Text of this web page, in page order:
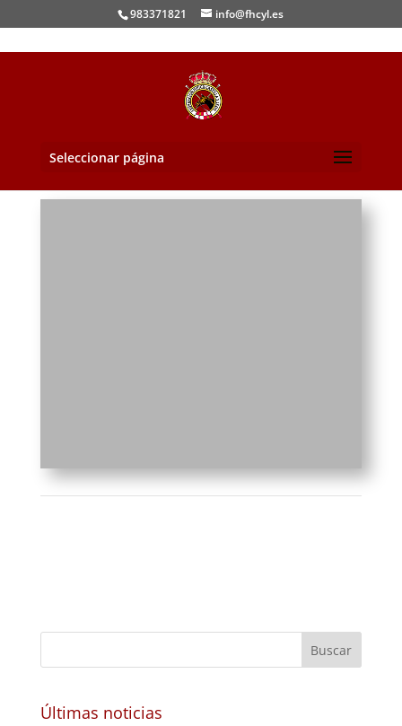
983371821 info@fhcyl.es
Seleccionar página
Últimas noticias